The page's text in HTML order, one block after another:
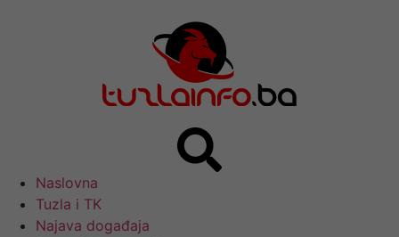
Naslovna
Tuzla i TK
Najava događaja